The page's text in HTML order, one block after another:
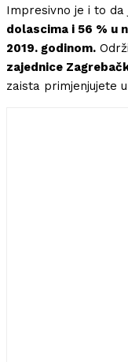
Impresivno je i to da
dolascima i 56 % u
2019. godinom.
zajednice
zaista primjenjujete